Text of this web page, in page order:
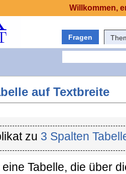
Fragen
auf Textbreite
zu 3 Spalten
Tabelle, die über
Willkommen,